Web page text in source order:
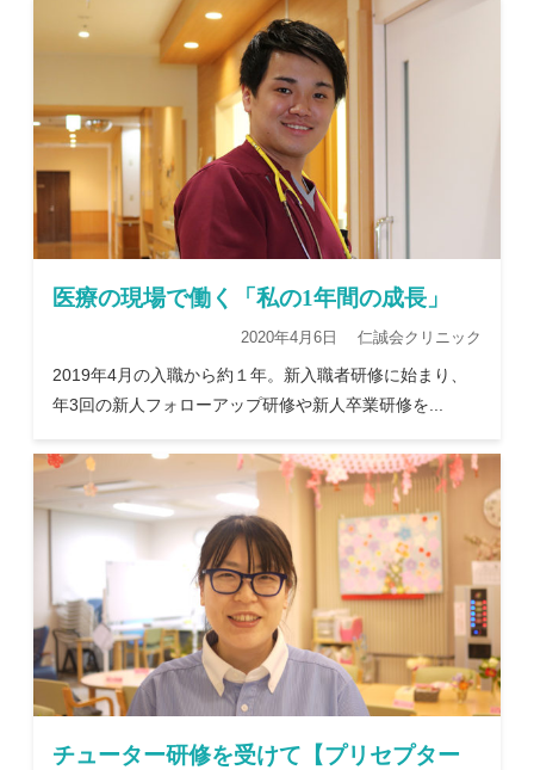
医療の現場で働く「私の1年間の成長」
2020年4月6日 仁誠会クリニック
2019年4月の入職から約１年。新入職者研修に始まり、
年3回の新人フォローアップ研修や新人卒業研修を...
チューター研修を受けて【プリセプター